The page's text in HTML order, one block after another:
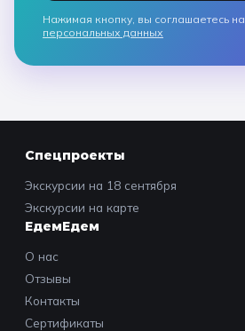
Нажимая кнопку, вы соглашаетесь на
персональных данных
Спецпроекты
Экскурсии на 18 сентября
Экскурсии на карте
ЕдемЕдем
О нас
Отзывы
Контакты
Сертификаты